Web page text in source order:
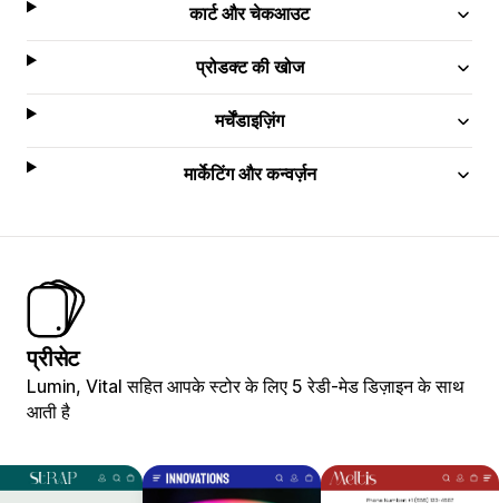
कार्ट और चेकआउट
प्रोडक्ट की खोज
मर्चेंडाइज़िंग
मार्केटिंग और कन्वर्ज़न
प्रीसेट
Lumin, Vital सहित आपके स्टोर के लिए 5 रेडी-मेड डिज़ाइन के साथ
आती है